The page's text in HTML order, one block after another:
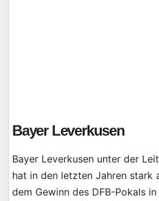
Bayer Leverkusen
Bayer Leverkusen unter der
hat in den letzten Jahren stark
dem Gewinn des DFB-Pokals